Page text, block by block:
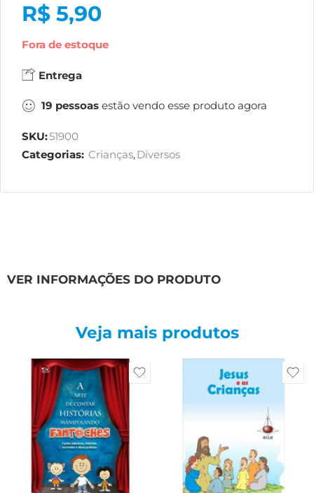
R$ 5,90
Fora de estoque
Entrega
19 pessoas estão vendo esse produto agora
SKU:51900
Categorias: Crianças,Diversos
VER INFORMAÇÕES DO PRODUTO
Veja mais produtos